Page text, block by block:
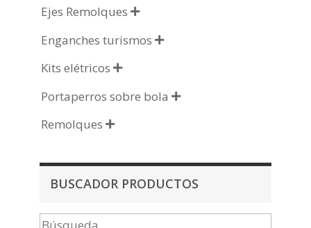
Ejes Remolques 
Enganches turismos 
Kits elétricos 
Portaperros sobre bola 
Remolques 
BUSCADOR PRODUCTOS